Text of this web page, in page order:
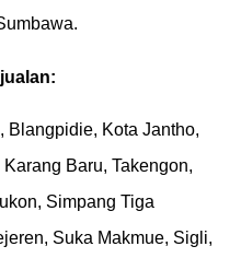
Blangpidie, Kota Jantho,
Baru, Takengon,
Simpang Tiga
Suka Makmue, Sigli,